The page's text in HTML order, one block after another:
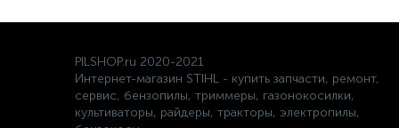
PILSHOP.ru 2020-2021
Интернет-магазин STIHL - купить запчасти, ремонт,
сервис, бензопилы, триммеры, газонокосилки,
культиваторы, райдеры, тракторы, электропилы,